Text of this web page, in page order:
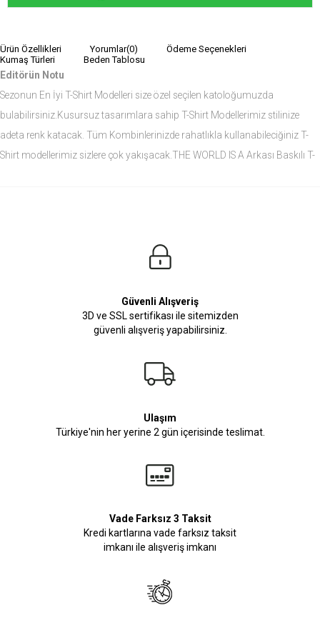
Ürün Özellikleri Yorumlar(0)
Ödeme Seçenekleri
Kumaş Türleri
Beden Tablosu
Editörün Notu
Sezonun En İyi T-Shirt Modelleri size özel seçilen katoloğumuzda
bulabilirsiniz.Kusursuz tasarımlara sahip T-Shirt Modellerimiz stilinize
adeta renk katacak. Tüm Kombinlerinizde rahatlıkla kullanabileciğiniz T-
Shirt modellerimiz sizlere çok yakışacak.THE WORLD IS A Arkası Baskılı T-
Güvenli Alışveriş
3D ve SSL sertifikası ile sitemizden
güvenli alışveriş yapabilirsiniz.
Ulaşım
Türkiye'nin her yerine 2 gün içerisinde teslimat.
Vade Farksız 3 Taksit
Kredi kartlarına vade farksız taksit
imkanı ile alışveriş imkanı